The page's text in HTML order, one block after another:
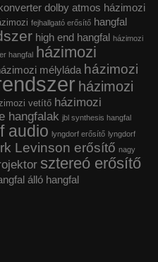
dolby atmos házimozi
fejhallgató erősítő hangfal
high end hangfal házimozi
hangfal
házimozi
mélyláda házimozi
házimozi
vetítő házimozi
hangfalak jbl synthesis hangfal
audio lyngdorf erősítő lyngdorf
Levinson erősítő nagy
sztereó erősítő
álló hangfal